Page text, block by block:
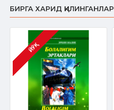
БИРГА ХАРИД ҚИЛИНГАНЛАР
ЙЎҚ